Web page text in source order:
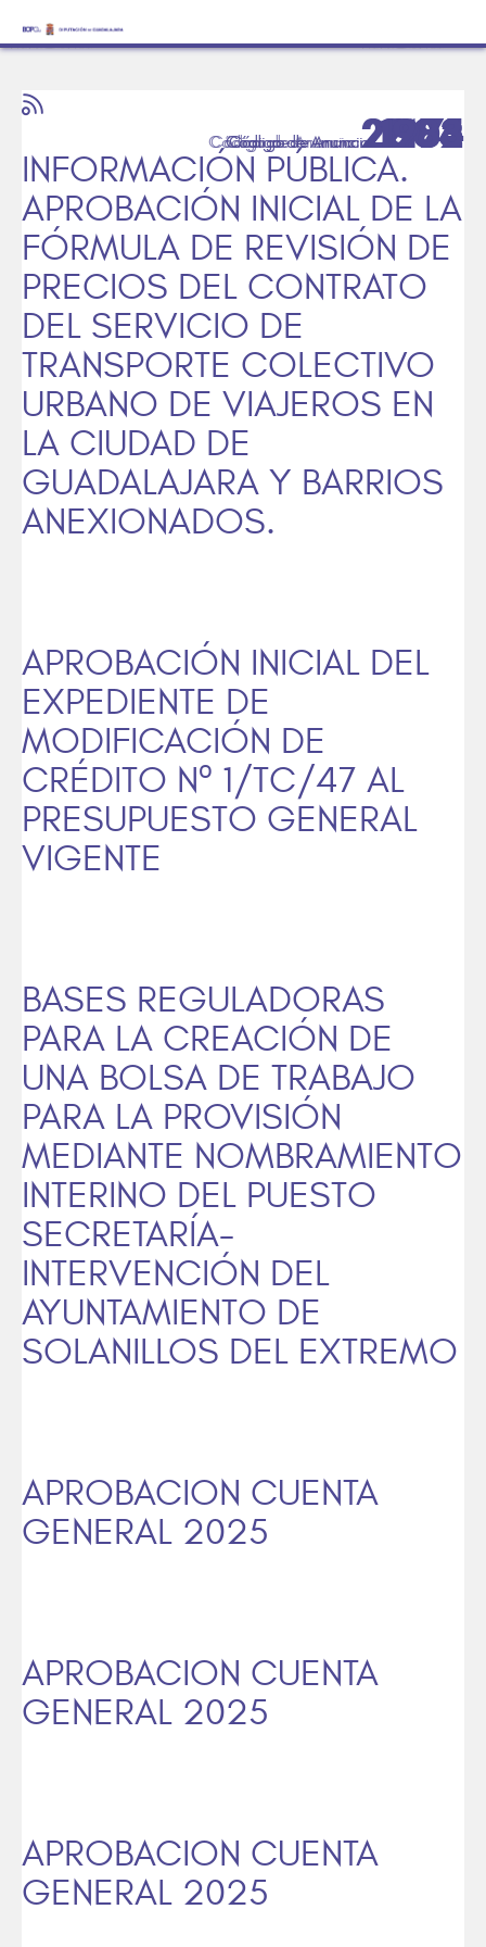
INFORMACIÓN PÚBLICA.
APROBACIÓN INICIAL DE LA
FÓRMULA DE REVISIÓN DE
PRECIOS DEL CONTRATO
DEL SERVICIO DE
TRANSPORTE COLECTIVO
URBANO DE VIAJEROS EN
LA CIUDAD DE
GUADALAJARA Y BARRIOS
ANEXIONADOS.
2132
APROBACIÓN INICIAL DEL
EXPEDIENTE DE
MODIFICACIÓN DE
CRÉDITO Nº 1/TC/47 AL
PRESUPUESTO GENERAL
VIGENTE
2102
BASES REGULADORAS
PARA LA CREACIÓN DE
UNA BOLSA DE TRABAJO
PARA LA PROVISIÓN
MEDIANTE NOMBRAMIENTO
INTERINO DEL PUESTO
SECRETARÍA-
INTERVENCIÓN DEL
AYUNTAMIENTO DE
SOLANILLOS DEL EXTREMO
2005
APROBACION CUENTA
GENERAL 2025
2004
APROBACION CUENTA
GENERAL 2025
1976
APROBACION CUENTA
GENERAL 2025
1983